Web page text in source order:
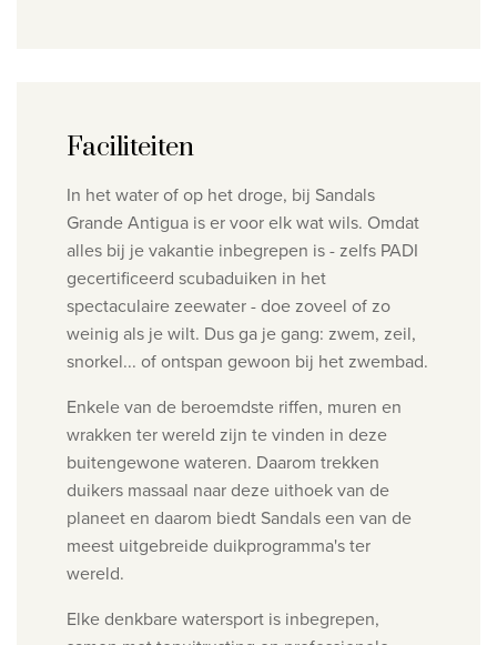
Faciliteiten
In het water of op het droge, bij Sandals
Grande Antigua is er voor elk wat wils. Omdat
alles bij je vakantie inbegrepen is - zelfs PADI
gecertificeerd scubaduiken in het
spectaculaire zeewater - doe zoveel of zo
weinig als je wilt. Dus ga je gang: zwem, zeil,
snorkel... of ontspan gewoon bij het zwembad.
Enkele van de beroemdste riffen, muren en
wrakken ter wereld zijn te vinden in deze
buitengewone wateren. Daarom trekken
duikers massaal naar deze uithoek van de
planeet en daarom biedt Sandals een van de
meest uitgebreide duikprogramma's ter
wereld.
Elke denkbare watersport is inbegrepen,